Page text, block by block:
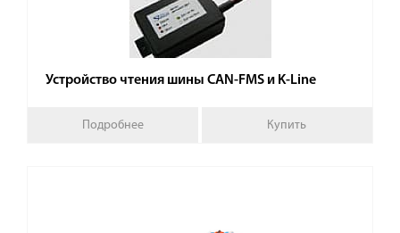
Устройство чтения шины CAN-FMS и K-Line
Подробнее Купить